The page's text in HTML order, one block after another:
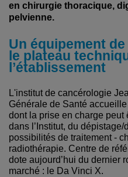
en chirurgie thoracique,
pelvienne.
Un équipement
le plateau
l’établissement
L'institut de cancérologie
Générale de Santé
dont la prise en charge peut
dans l’Institut, du
possibilités de traitement -
radiothérapie. Centre de
dote aujourd’hui du dernier
marché : le Da Vinci X.